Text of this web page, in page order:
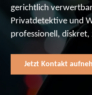
gerichtlich
Privatdetektive und
professionell,
Jetzt Kontakt